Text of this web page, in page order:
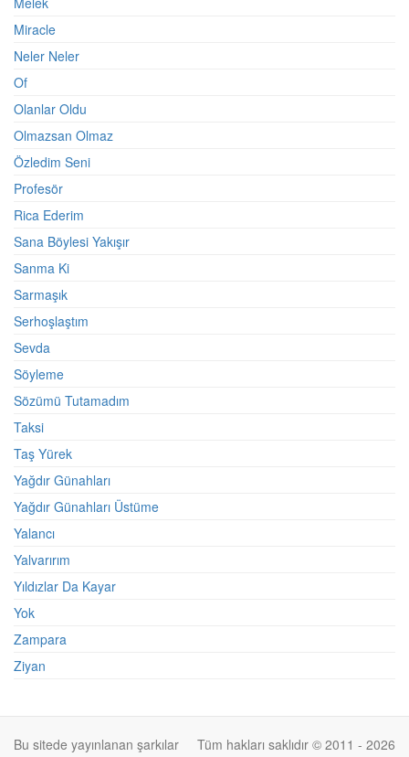
Miracle
Neler Neler
Of
Olanlar Oldu
Olmazsan Olmaz
Özledim Seni
Profesör
Rica Ederim
Sana Böylesi Yakışır
Sanma Ki
Sarmaşık
Serhoşlaştım
Sevda
Söyleme
Sözümü Tutamadım
Taksi
Taş Yürek
Yağdır Günahları
Yağdır Günahları Üstüme
Yalancı
Yalvarırım
Yıldızlar Da Kayar
Yok
Zampara
Ziyan
Tüm hakları saklıdır © 2011 - 2026
Bu sitede yayınlanan şarkılar